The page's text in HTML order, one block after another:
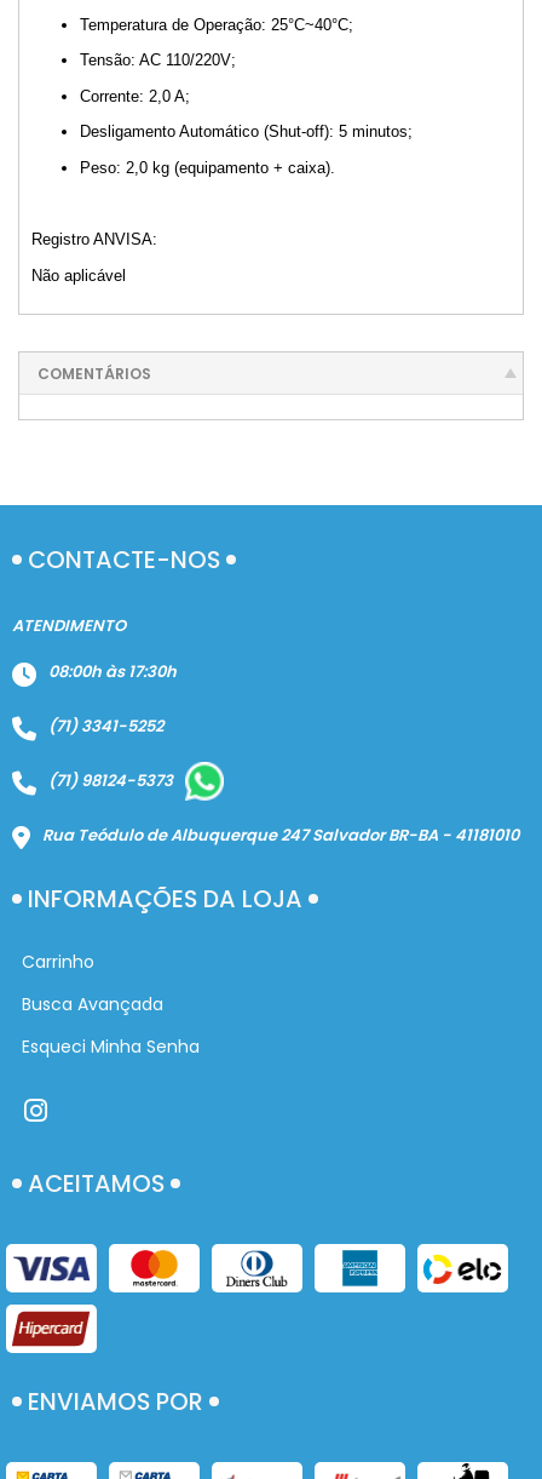
Temperatura de Operação: 25°C~40°C;
Tensão: AC 110/220V;
Corrente: 2,0 A;
Desligamento Automático (Shut-off): 5 minutos;
Peso: 2,0 kg (equipamento + caixa).
Registro ANVISA:
Não aplicável
COMENTÁRIOS
CONTACTE-NOS
ATENDIMENTO
08:00h às 17:30h
(71) 3341-5252
(71) 98124-5373
Rua Teódulo de Albuquerque 247 Salvador BR-BA - 41181010
INFORMAÇÕES DA LOJA
Carrinho
Busca Avançada
Esqueci Minha Senha
ACEITAMOS
ENVIAMOS POR